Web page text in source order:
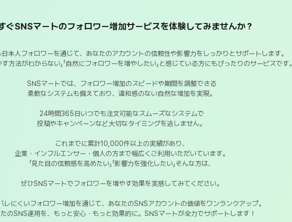
ぐSNSマートのフォロワー増加サービスを体験してみませんか？
本人フォロワーを通じて、あなたのアカウントの信頼性や影響力をしっかりとサポートします。
す方法がわからない」「自然にフォロワーを増やしたい」と感じている方にもぴったりのサービスです。
SNSマートでは、フォロワー増加のスピードや期間を調整できる
柔軟なシステムも備えており、違和感のない自然な増加を実現。
24時間365日いつでも注文可能なスムーズなシステムで
投稿やキャンペーンなど大切なタイミングを逃しません。
これまでに累計10,000件以上の実績があり、
企業・インフルエンサー・個人の方まで幅広くご利用いただいています。
「見た目の信頼感を高めたい」「影響力を強化したい」そんな方は、
ぜひSNSマートでフォロワーを増やす効果を実感してみてください。
レにくいフォロワー増加を通じて、あなたのSNSアカウントの価値をワンランクアップ。
のSNS運用を、もっと安心・もっと効果的に。SNSマートが全力でサポートします！